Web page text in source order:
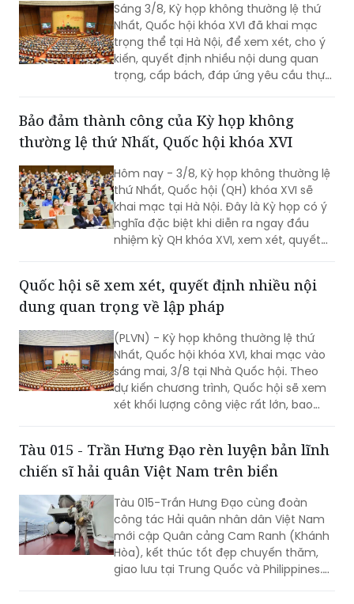
Sáng 3/8, Kỳ họp không thường lệ thứ
Nhất, Quốc hội khóa XVI đã khai mạc
trọng thể tại Hà Nội, để xem xét, cho ý
kiến, quyết định nhiều nội dung quan
trọng, cấp bách, đáp ứng yêu cầu thực
Bảo đảm thành công của Kỳ họp không
thường lệ thứ Nhất, Quốc hội khóa XVI
Hôm nay - 3/8, Kỳ họp không thường lệ
thứ Nhất, Quốc hội (QH) khóa XVI sẽ
khai mạc tại Hà Nội. Đây là Kỳ họp có ý
nghĩa đặc biệt khi diễn ra ngay đầu
nhiệm kỳ QH khóa XVI, xem xét, quyết
và các vấn đề thuộc thẩm quyền của
QH. Việc các cơ quan của QH và Chính
chuẩn bị cho thấy quyết tâm đưa các
chủ trương của Đảng nhanh chóng đi
vào cuộc sống thông qua những quyết
sách kịp thời của QH.
Quốc hội sẽ xem xét, quyết định nhiều nội
dung quan trọng về lập pháp
(PLVN) - Kỳ họp không thường lệ thứ
Nhất, Quốc hội khóa XVI, khai mạc vào
sáng mai, 3/8 tại Nhà Quốc hội. Theo
dự kiến chương trình, Quốc hội sẽ xem
xét khối lượng công việc rất lớn, bao
Tàu 015 - Trần Hưng Đạo rèn luyện bản lĩnh
chiến sĩ hải quân Việt Nam trên biển
Tàu 015-Trần Hưng Đạo cùng đoàn
công tác Hải quân nhân dân Việt Nam
mới cập Quân cảng Cam Ranh (Khánh
Hòa), kết thúc tốt đẹp chuyến thăm,
giao lưu tại Trung Quốc và Philippines.